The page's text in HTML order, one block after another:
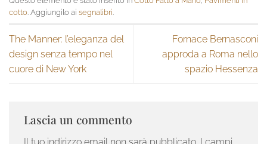
cotto. Aggiungilo ai segnalibri.
The Manner: l’eleganza del
design senza tempo nel
cuore di New York
Fornace Bernasconi
approda a Roma nello
spazio Hessenza
Lascia un commento